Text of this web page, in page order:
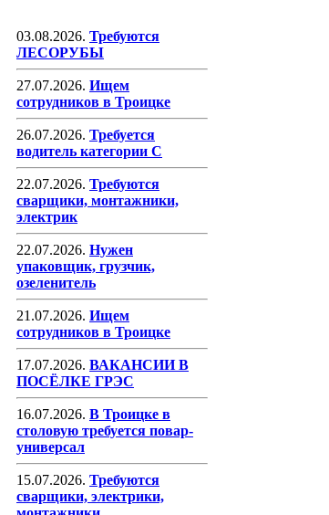
03.08.2026. Требуются
ЛЕСОРУБЫ
27.07.2026. Ищем
сотрудников в Троицке
26.07.2026. Требуется
водитель категории С
22.07.2026. Требуются
сварщики, монтажники,
электрик
22.07.2026. Нужен
упаковщик, грузчик,
озеленитель
21.07.2026. Ищем
сотрудников в Троицке
17.07.2026. ВАКАНСИИ В
ПОСЁЛКЕ ГРЭС
16.07.2026. В Троицке в
столовую требуется повар-
универсал
15.07.2026. Требуются
сварщики, электрики,